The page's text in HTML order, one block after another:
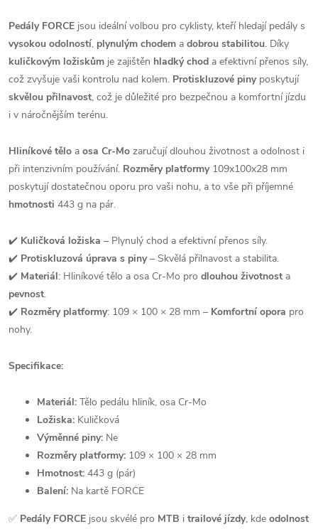
Pedály FORCE jsou ideální volbou pro cyklisty, kteří hledají pedály s
vysokou odolností, plynulým chodem a dobrou stabilitou. Díky
kuličkovým ložiskům je zajištěn hladký chod a efektivní přenos síly,
což zvyšuje vaši kontrolu nad kolem. Protiskluzové pinyposkytují
skvělou přilnavost, což je důležité pro bezpečnou a komfortní jízdu
i v náročnějším terénu.
Hliníkové tělo a osa Cr-Mo zaručují dlouhou životnost a odolnost i
při intenzivním používání. Rozměry platformy109x100x28 mm
poskytují dostatečnou oporu pro vaši nohu, a to vše při příjemné
hmotnosti 443 g na pár.
✔️ Kuličková ložiska – Plynulý chod a efektivní přenos síly.
✔️ Protiskluzová úprava s piny– Skvělá přilnavost a stabilita.
✔️ Materiál: Hliníkové tělo a osa Cr-Mo pro dlouhou životnost a
pevnost.
✔️ Rozměry platformy: 109 × 100 × 28 mm – Komfortní opora pro
nohy.
Specifikace:
Materiál: Tělo pedálu hliník, osa Cr-Mo
Ložiska: Kuličková
Výměnné piny: Ne
Rozměry platformy: 109 × 100 × 28 mm
Hmotnost: 443 g (pár)
Balení: Na kartě FORCE
✅ Pedály FORCE jsou skvélé pro MTB i trailové jízdy, kde odolnost